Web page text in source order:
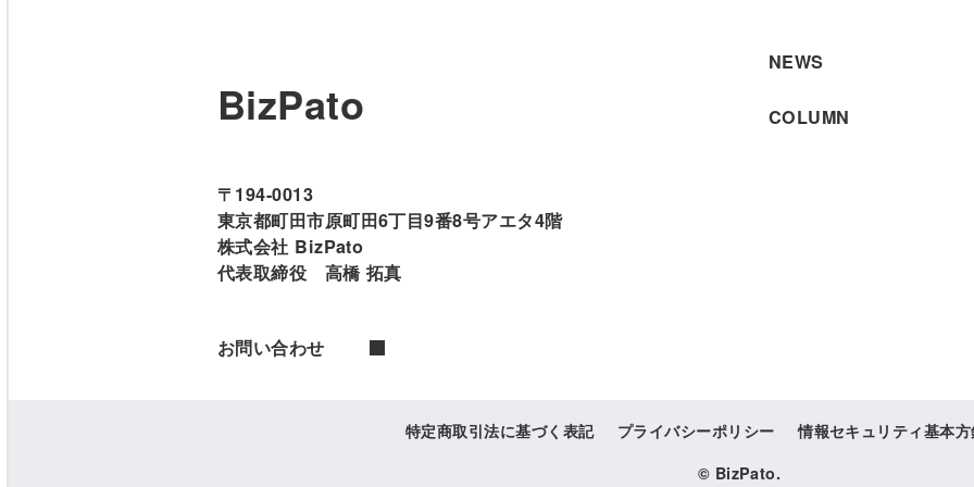
BizPato
〒194-0013
東京都町田市原町田6丁目9番8号アエタ4階
株式会社 BizPato
代表取締役 高橋 拓真
お問い合わせ
NEWS
COLUMN
特定商取引法に基づく表記 プライバシーポリシー 情報セキュリティ基本
© BizPato.